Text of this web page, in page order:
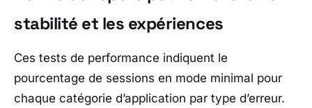
stabilité et les expériences
Ces tests de performance indiquent le
pourcentage de sessions en mode minimal pour
chaque catégorie d’application par type d’erreur.